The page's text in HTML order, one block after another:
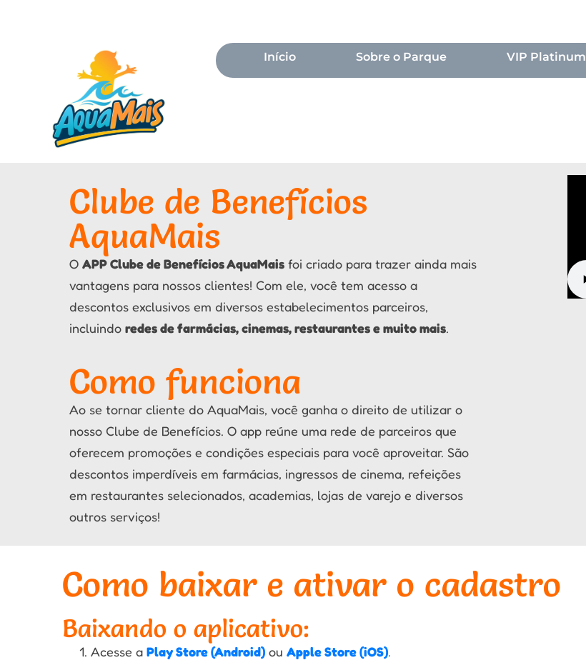
Início Sobre o Parque VIP Platinum
Clube de Benefícios
AquaMais
O APP Clube de Benefícios AquaMais foi criado para trazer ainda mais
vantagens para nossos clientes! Com ele, você tem acesso a
descontos exclusivos em diversos estabelecimentos parceiros,
incluindo redes de farmácias, cinemas, restaurantes e muito mais.
Como funciona
Ao se tornar cliente do AquaMais, você ganha o direito de utilizar o
nosso Clube de Benefícios. O app reúne uma rede de parceiros que
oferecem promoções e condições especiais para você aproveitar. São
descontos imperdíveis em farmácias, ingressos de cinema, refeições
em restaurantes selecionados, academias, lojas de varejo e diversos
outros serviços!
Como baixar e ativar o cadastro
Baixando o aplicativo:
Acesse a Play Store (Android) ou Apple Store (iOS).